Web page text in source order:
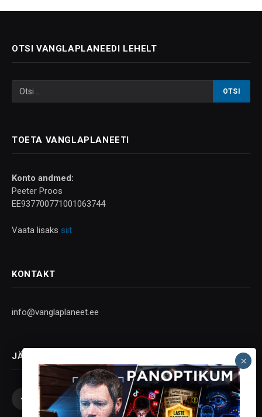
OTSI VANGLAPLANEEDI LEHELT
TOETA VANGLAPLANEETI
Konto andmed:
Peeter Proos
EE937700771001063744
Vaata lisaks siit
KONTAKT
info@vanglaplaneet.ee
JÄLGI SOTSIAALMEEDIAS
Facebook
X
InstagramYouTubeTelegram